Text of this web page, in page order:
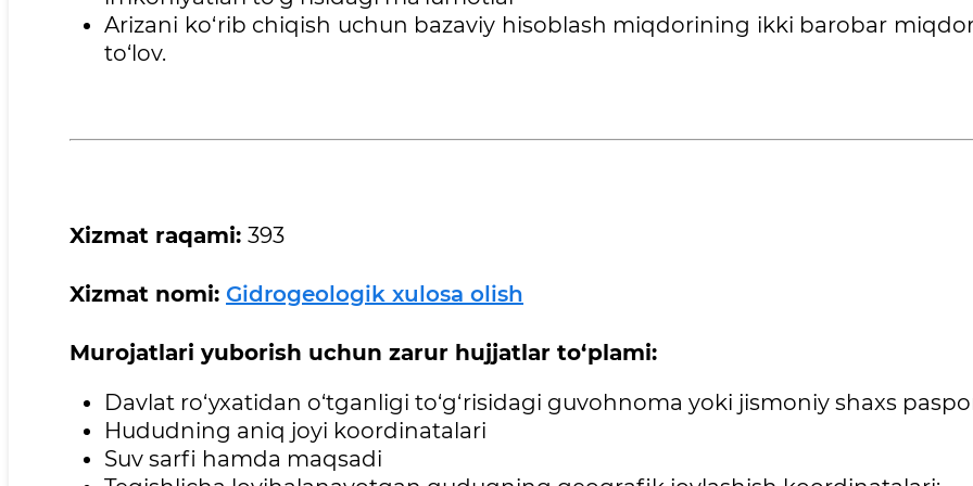
Arizani ko‘rib chiqish uchun bazaviy hisoblash miqdorining ikki barobar
to‘lov.
Xizmat raqami: 393
Xizmat nomi: Gidrogeologik xulosa olish
Murojatlari yuborish uchun zarur hujjatlar to‘plami:
Davlat ro‘yxatidan o‘tganligi to‘g‘risidagi guvohnoma yoki jismoniy shaxs
Hududning aniq joyi koordinatalari
Suv sarfi hamda maqsadi